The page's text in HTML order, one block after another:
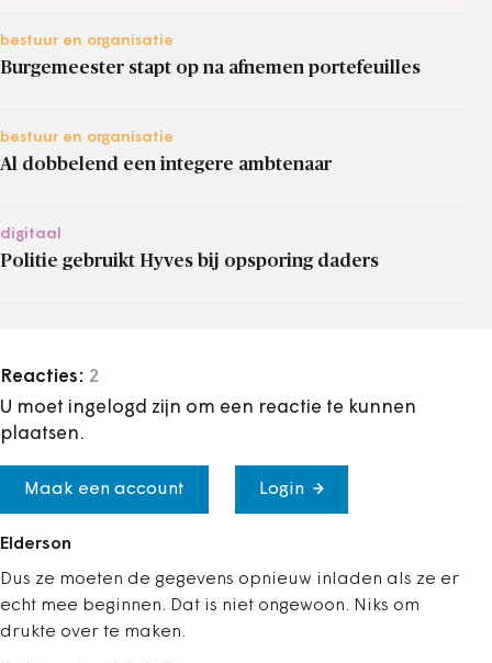
bestuur en organisatie
Burgemeester stapt op na afnemen portefeuilles
bestuur en organisatie
Al dobbelend een integere ambtenaar
digitaal
Politie gebruikt Hyves bij opsporing daders
Reacties: 2
U moet ingelogd zijn om een reactie te kunnen
plaatsen.
Maak een account Login
Elderson
Dus ze moeten de gegevens opnieuw inladen als ze er
echt mee beginnen. Dat is niet ongewoon. Niks om
drukte over te maken.